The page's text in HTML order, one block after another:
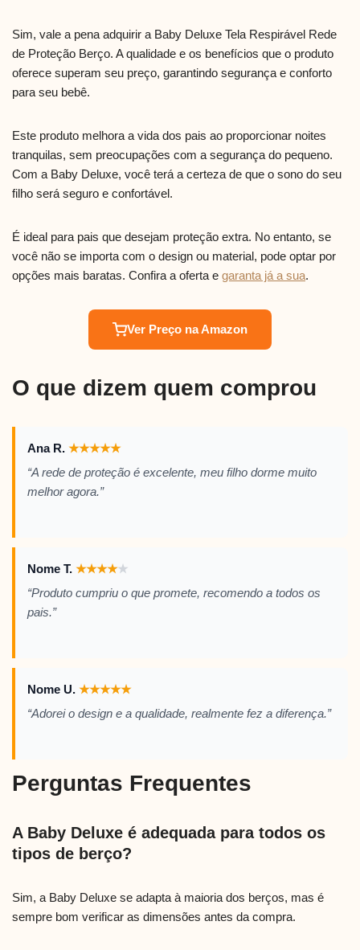
Sim, vale a pena adquirir a Baby Deluxe Tela Respirável Rede
de Proteção Berço. A qualidade e os benefícios que o produto
oferece superam seu preço, garantindo segurança e conforto
para seu bebê.
Este produto melhora a vida dos pais ao proporcionar noites
tranquilas, sem preocupações com a segurança do pequeno.
Com a Baby Deluxe, você terá a certeza de que o sono do seu
filho será seguro e confortável.
É ideal para pais que desejam proteção extra. No entanto, se
você não se importa com o design ou material, pode optar por
opções mais baratas. Confira a oferta e garanta já a sua.
Ver Preço na Amazon
O que dizem quem comprou
Ana R. ★★★★★
“A rede de proteção é excelente, meu filho dorme muito
melhor agora.”
Nome T. ★★★★★
“Produto cumpriu o que promete, recomendo a todos os
pais.”
Nome U. ★★★★★
“Adorei o design e a qualidade, realmente fez a diferença.”
Perguntas Frequentes
A Baby Deluxe é adequada para todos os
tipos de berço?
Sim, a Baby Deluxe se adapta à maioria dos berços, mas é
sempre bom verificar as dimensões antes da compra.